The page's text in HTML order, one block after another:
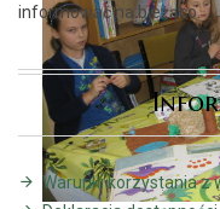
informować na bieżąco.
Warunki korzystania z